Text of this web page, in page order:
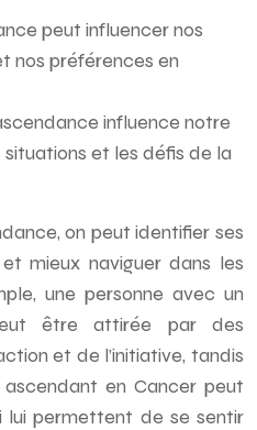
peut influencer nos
nos préférences en
influence notre
et les défis de la
on peut identifier ses
mieux naviguer dans les
une personne avec un
être attirée par des
et de l’initiative, tandis
ascendant en Cancer peut
lui permettent de se sentir